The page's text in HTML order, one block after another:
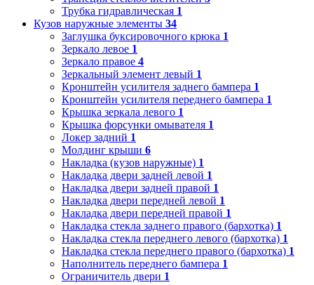
Трубка гидравлическая 1
Кузов наружные элементы 34
Заглушка буксировочного крюка 1
Зеркало левое 1
Зеркало правое 4
Зеркальный элемент левый 1
Кронштейн усилителя заднего бампера 1
Кронштейн усилителя переднего бампера 1
Крышка зеркала левого 1
Крышка форсунки омывателя 1
Локер задний 1
Молдинг крыши 6
Накладка (кузов наружные) 1
Накладка двери задней левой 1
Накладка двери задней правой 1
Накладка двери передней левой 1
Накладка двери передней правой 1
Накладка стекла заднего правого (бархотка) 1
Накладка стекла переднего левого (бархотка) 1
Накладка стекла переднего правого (бархотка) 1
Наполнитель переднего бампера 1
Ограничитель двери 1